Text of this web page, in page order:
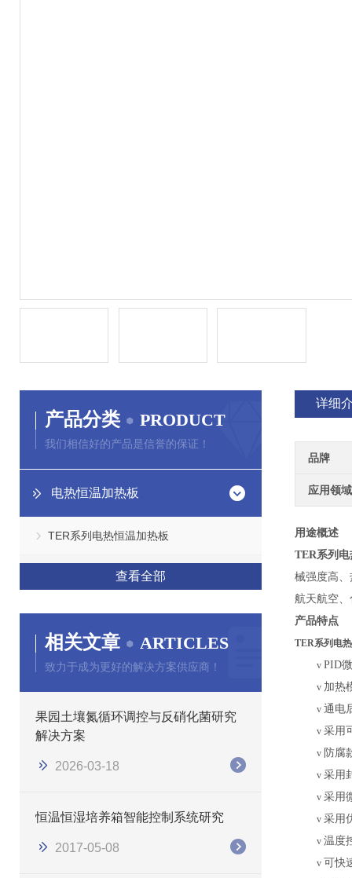
产品分类 PRODUCT
我们相信好的产品是信誉的保证！
电热恒温加热板
TER系列电热恒温加热板
查看全部
相关文章 ARTICLES
致力于成为更好的解决方案供应商！
果园土壤氮循环调控与反硝化菌研究
解决方案
2026-03-18
恒温恒湿培养箱智能控制系统研究
2017-05-08
详细
品牌
应用领域
用途概述
TER系列
械强度高
航天航空
产品特点
TER系列电
v PID
v 加热
v 通电
v 采用
v 防腐
v 采用
v 采用
v 采用
v 温度
v 可快